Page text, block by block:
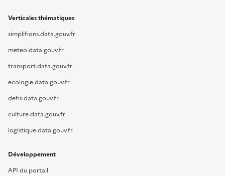
Verticales thématiques
simplifions.data.gouv.fr
meteo.data.gouv.fr
transport.data.gouv.fr
ecologie.data.gouv.fr
defis.data.gouv.fr
culture.data.gouv.fr
logistique.data.gouv.fr
Développement
API du portail